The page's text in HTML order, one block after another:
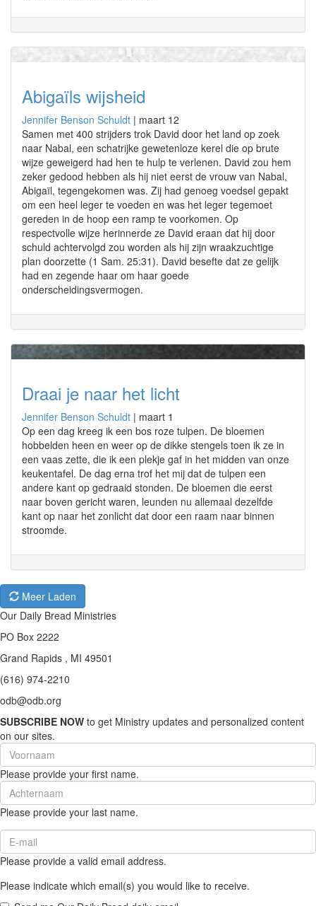
Abigaïls wijsheid
Jennifer Benson Schuldt | maart 12
Samen met 400 strijders trok David door het land op zoek
naar Nabal, een schatrijke gewetenloze kerel die op brute
wijze geweigerd had hen te hulp te verlenen. David zou hem
zeker gedood hebben als hij niet eerst de vrouw van Nabal,
Abigaïl, tegengekomen was. Zij had genoeg voedsel gepakt
om een heel leger te voeden en was het leger tegemoet
gereden in de hoop een ramp te voorkomen. Op
respectvolle wijze herinnerde ze David eraan dat hij door
schuld achtervolgd zou worden als hij zijn wraakzuchtige
plan doorzette (1 Sam. 25:31). David besefte dat ze gelijk
had en zegende haar om haar goede
onderscheidingsvermogen.
Draai je naar het licht
Jennifer Benson Schuldt | maart 1
Op een dag kreeg ik een bos roze tulpen. De bloemen
hobbelden heen en weer op de dikke stengels toen ik ze in
een vaas zette, die ik een plekje gaf in het midden van onze
keukentafel. De dag erna trof het mij dat de tulpen een
andere kant op gedraaid stonden. De bloemen die eerst
naar boven gericht waren, leunden nu allemaal dezelfde
kant op naar het zonlicht dat door een raam naar binnen
stroomde.
Meer Laden
Our Daily Bread Ministries
PO Box 2222
Grand Rapids , MI 49501
(616) 974-2210
odb@odb.org
SUBSCRIBE NOW to get Ministry updates and personalized content
on our sites.
First
Name
(required)
Please provide your first name.
Last
Name
(required)
Please provide your last name.
Email
(required)
Please provide a valid email address.
Please indicate which email(s) you would like to receive.